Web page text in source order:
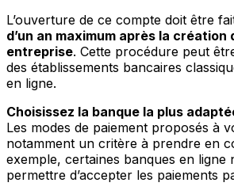
L’ouverture de ce compte doit être
d’un an maximum après la création
entreprise. Cette procédure peut
des établissements bancaires
en ligne.
Choisissez la banque la plus
Les modes de paiement proposés à
notamment un critère à prendre en
exemple, certaines banques en ligne
permettre d’accepter les paiements